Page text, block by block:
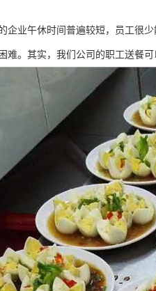
企业午休时间普遍较短，员工很
难。其实，我们公司的职工送餐可